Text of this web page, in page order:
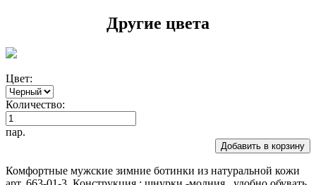
Другие цвета
Цвет:
Количество:
пар.
Добавить в корзину
Комфортные мужские зимние ботинки из натуральной кожи